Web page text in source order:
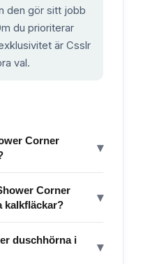
den gör sitt jobb
du prioriterar
är Csslr
val.
Corner
▾
Corner
kalkfläckar?
▾
duschhörna i
▾